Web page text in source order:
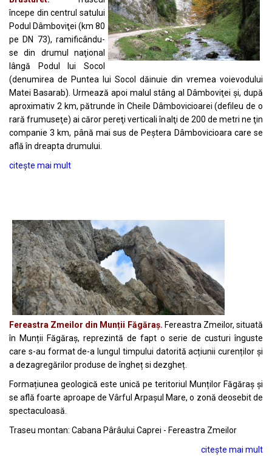
începe din centrul satului
Podul Dâmboviţei (km 80
pe DN 73), ramificându-
se din drumul naţional
lângă Podul lui Socol
(denumirea de Puntea lui Socol dăinuie din vremea voievodului
Matei Basarab). Urmează apoi malul stâng al Dâmboviţei şi, după
aproximativ 2 km, pătrunde în Cheile Dâmbovicioarei (defileu de o
rară frumuseţe) ai căror pereţi verticali înalţi de 200 de metri ne ţin
companie 3 km, până mai sus de Peştera Dâmbovicioara care se
află în dreapta drumului.
citește mai mult
Fereastra Zmeilor din Munții Făgăraș. Fereastra Zmeilor, situată
în Munții Făgăraș, reprezintă de fapt o serie de custuri înguste
care s-au format de-a lungul timpului datorită acțiunii curenților și
a dezagregărilor produse de îngheț si dezgheț.
Formațiunea geologică este unică pe teritoriul Munților Făgăraș și
se află foarte aproape de Vârful Arpașul Mare, o zonă deosebit de
spectaculoasă.
Traseu montan: Cabana Pârâului Caprei - Fereastra Zmeilor
citește mai mult